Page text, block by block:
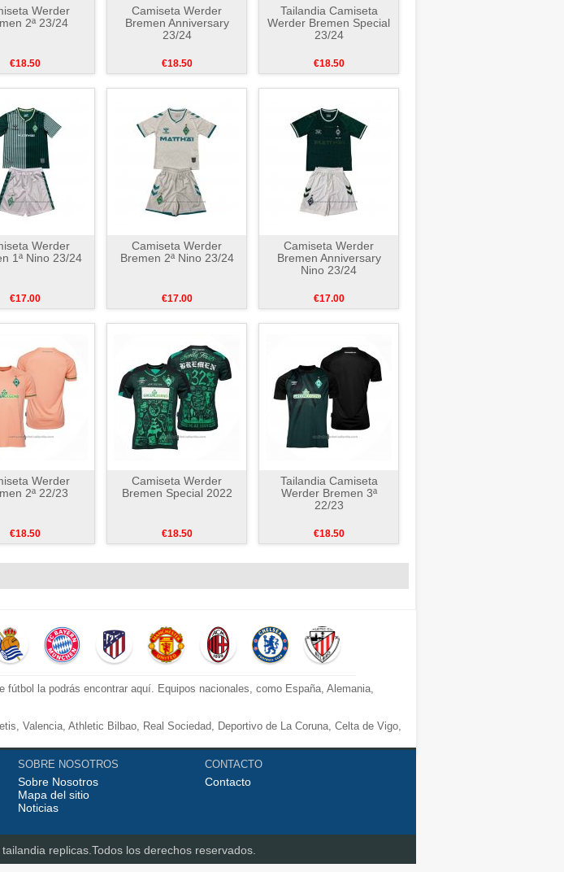
Werder
2ª 23/24
€18.50
Camiseta Werder
Bremen Anniversary
23/24
€18.50
Tailandia Camiseta
Werder Bremen Special
23/24
€18.50
Werder
1ª Nino 23/24
€17.00
Camiseta Werder
Bremen 2ª Nino 23/24
€17.00
Camiseta Werder
Bremen Anniversary
Nino 23/24
€17.00
Werder
2ª 22/23
€18.50
Camiseta Werder
Bremen Special 2022
€18.50
Tailandia Camiseta
Werder Bremen 3ª
22/23
€18.50
la podrás encontrar aquí. Equipos nacionales, como España, Alemania,
Valencia, Athletic Bilbao, Real Sociedad, Deportivo de La Coruna, Celta de Vigo,
Arsenal, Liverpool, etc.
etc.
con tu nombre o el de tus jugadores favoritos.
2026/2027 encontrarás la gama más completa de entrenamiento, polos, chandals,
SOBRE NOSOTROS
Sobre Nosotros
Mapa del sitio
Noticias
CONTACTO
Contacto
replicas .Todos los derechos reservados.